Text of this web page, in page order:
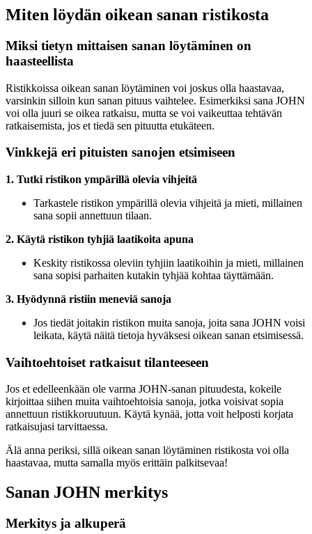
Miten löydän oikean sanan ristikosta
Miksi tietyn mittaisen sanan löytäminen on
haasteellista
Ristikkoissa oikean sanan löytäminen voi joskus olla haastavaa,
varsinkin silloin kun sanan pituus vaihtelee. Esimerkiksi sana JOHN
voi olla juuri se oikea ratkaisu, mutta se voi vaikeuttaa tehtävän
ratkaisemista, jos et tiedä sen pituutta etukäteen.
Vinkkejä eri pituisten sanojen etsimiseen
1. Tutki ristikon ympärillä olevia vihjeitä
Tarkastele ristikon ympärillä olevia vihjeitä ja mieti, millainen
sana sopii annettuun tilaan.
2. Käytä ristikon tyhjiä laatikoita apuna
Keskity ristikossa oleviin tyhjiin laatikoihin ja mieti, millainen
sana sopisi parhaiten kutakin tyhjää kohtaa täyttämään.
3. Hyödynnä ristiin meneviä sanoja
Jos tiedät joitakin ristikon muita sanoja, joita sana JOHN voisi
leikata, käytä näitä tietoja hyväksesi oikean sanan etsimisessä.
Vaihtoehtoiset ratkaisut tilanteeseen
Jos et edelleenkään ole varma JOHN-sanan pituudesta, kokeile
kirjoittaa siihen muita vaihtoehtoisia sanoja, jotka voisivat sopia
annettuun ristikkoruutuun. Käytä kynää, jotta voit helposti korjata
ratkaisujasi tarvittaessa.
Älä anna periksi, sillä oikean sanan löytäminen ristikosta voi olla
haastavaa, mutta samalla myös erittäin palkitsevaa!
Sanan JOHN merkitys
Merkitys ja alkuperä